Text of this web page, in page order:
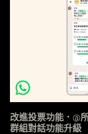
改進投票功能．
群組對話功能升級